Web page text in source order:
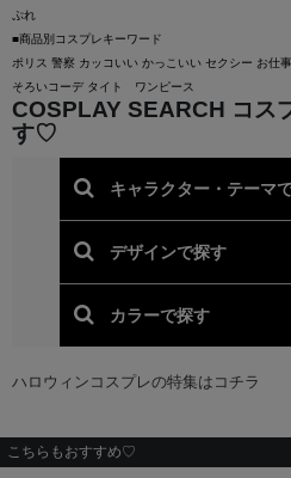
ぷれ
■商品別コスプレキーワード
ポリス 警察 カッコいい かっこいい セクシー お仕
そろいコーデ タイト ワンピース
こちらもおすすめ♡